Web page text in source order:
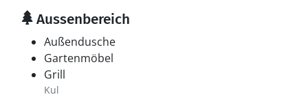
Aussenbereich
Außendusche
Gartenmöbel
Grill
Kul